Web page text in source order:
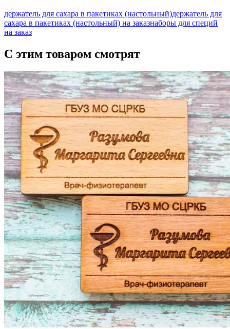
держатель для сахара в пакетиках (настольный)держатель для
сахара в пакетиках (настольный) на заказнаборы для специй
на заказ
С этим товаром смотрят